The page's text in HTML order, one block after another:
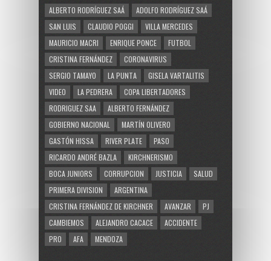
ALBERTO RODRÍGUEZ SAÁ
ADOLFO RODRÍGUEZ SAÁ
SAN LUIS
CLAUDIO POGGI
VILLA MERCEDES
MAURICIO MACRI
ENRIQUE PONCE
FUTBOL
CRISTINA FERNÁNDEZ
CORONAVIRUS
SERGIO TAMAYO
LA PUNTA
GISELA VARTALITIS
VIDEO
LA PEDRERA
COPA LIBERTADORES
RODRIGUEZ SAA
ALBERTO FERNÁNDEZ
GOBIERNO NACIONAL
MARTÍN OLIVERO
GASTÓN HISSA
RIVER PLATE
PASO
RICARDO ANDRÉ BAZLA
KIRCHNERISMO
BOCA JUNIORS
CORRUPCION JUSTICIA
SALUD
PRIMERA DIVISION
ARGENTINA
CRISTINA FERNÁNDEZ DE KIRCHNER
AVANZAR
PJ
CAMBIEMOS
ALEJANDRO CACACE
ACCIDENTE
PRO
AFA MENDOZA